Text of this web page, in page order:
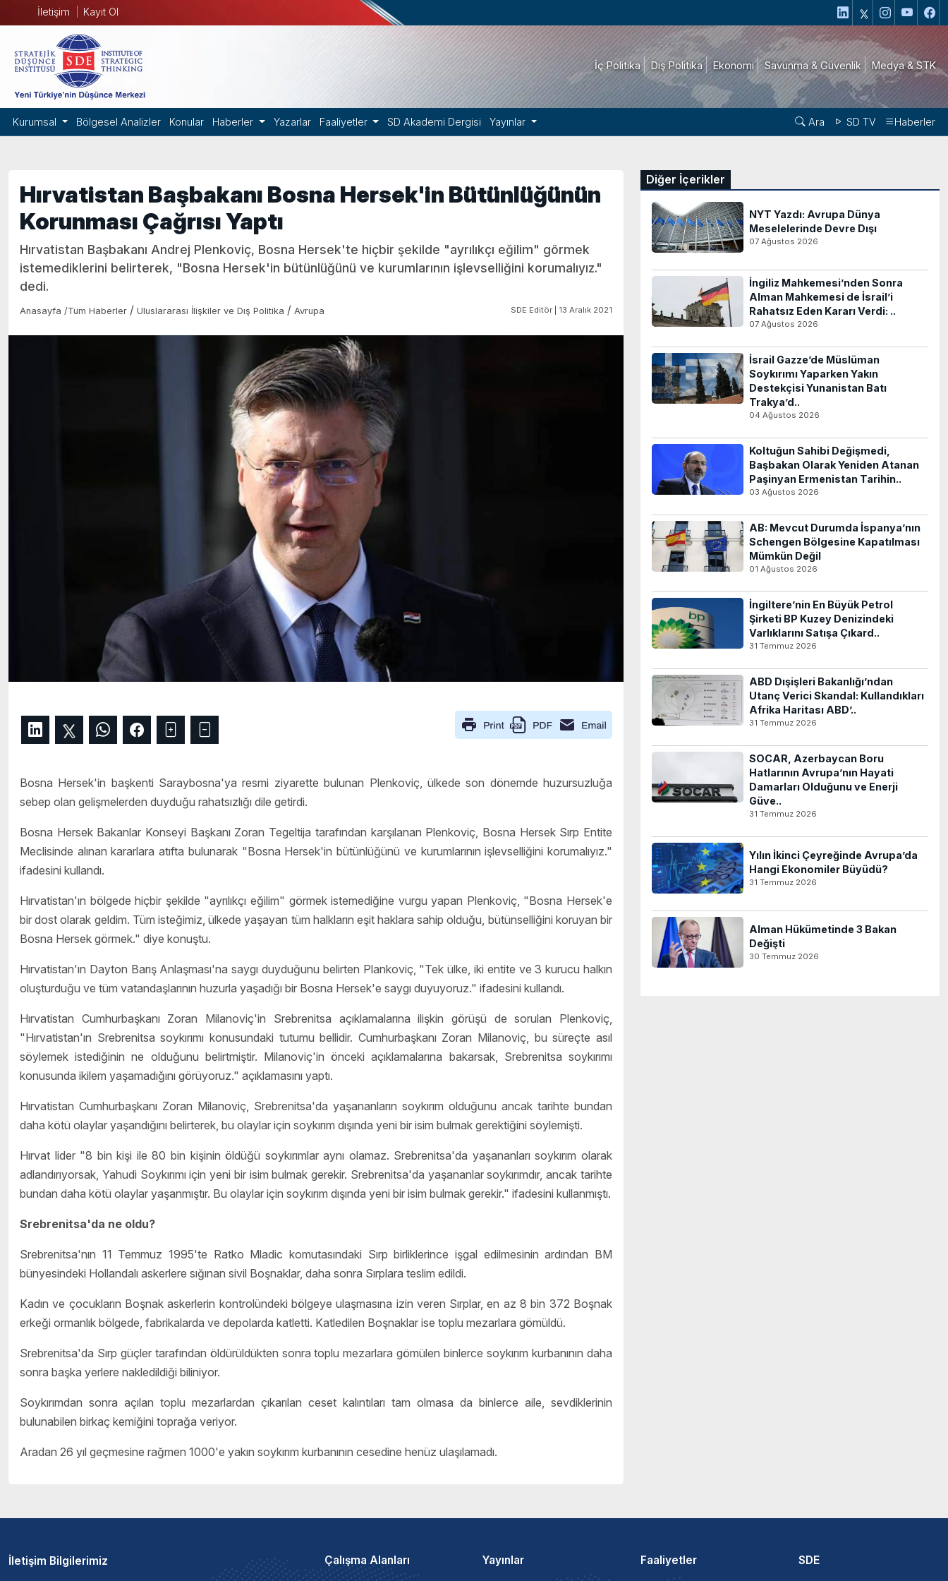
İletişim Kayıt Ol
İç Politika Dış Politika Ekonomi Savunma & Güvenlik Medya & STK
Kurumsal Bölgesel Analizler Konular Haberler Yazarlar Faaliyetler SD Akademi Dergisi Yayınlar Ara SD TV Haberler
Hırvatistan Başbakanı Bosna Hersek'in Bütünlüğünün
Korunması Çağrısı Yaptı
Hırvatistan Başbakanı Andrej Plenkoviç, Bosna Hersek'te hiçbir şekilde "ayrılıkçı eğilim" görmek
istemediklerini belirterek, "Bosna Hersek'in bütünlüğünü ve kurumlarının işlevselliğini korumalıyız."
dedi.
Anasayfa /Tüm Haberler / Uluslararası İlişkiler ve Dış Politika / Avrupa SDE Editör | 13 Aralık 2021
Bosna Hersek'in başkenti Saraybosna'ya resmi ziyarette bulunan Plenkoviç, ülkede son dönemde huzursuzluğa
sebep olan gelişmelerden duyduğu rahatsızlığı dile getirdi.
Bosna Hersek Bakanlar Konseyi Başkanı Zoran Tegeltija tarafından karşılanan Plenkoviç, Bosna Hersek Sırp Entite
Meclisinde alınan kararlara atıfta bulunarak "Bosna Hersek'in bütünlüğünü ve kurumlarının işlevselliğini korumalıyız."
ifadesini kullandı.
Hırvatistan'ın bölgede hiçbir şekilde "ayrılıkçı eğilim" görmek istemediğine vurgu yapan Plenkoviç, "Bosna Hersek'e
bir dost olarak geldim. Tüm isteğimiz, ülkede yaşayan tüm halkların eşit haklara sahip olduğu, bütünselliğini koruyan bir
Bosna Hersek görmek." diye konuştu.
Hırvatistan'ın Dayton Barış Anlaşması'na saygı duyduğunu belirten Plankoviç, "Tek ülke, iki entite ve 3 kurucu halkın
oluşturduğu ve tüm vatandaşlarının huzurla yaşadığı bir Bosna Hersek'e saygı duyuyoruz." ifadesini kullandı.
Hırvatistan Cumhurbaşkanı Zoran Milanoviç'in Srebrenitsa açıklamalarına ilişkin görüşü de sorulan Plenkoviç,
"Hırvatistan'ın Srebrenitsa soykırımı konusundaki tutumu bellidir. Cumhurbaşkanı Zoran Milanoviç, bu süreçte asıl
söylemek istediğinin ne olduğunu belirtmiştir. Milanoviç'in önceki açıklamalarına bakarsak, Srebrenitsa soykırımı
konusunda ikilem yaşamadığını görüyoruz." açıklamasını yaptı.
Hırvatistan Cumhurbaşkanı Zoran Milanoviç, Srebrenitsa'da yaşananların soykırım olduğunu ancak tarihte bundan
daha kötü olaylar yaşandığını belirterek, bu olaylar için soykırım dışında yeni bir isim bulmak gerektiğini söylemişti.
Hırvat lider "8 bin kişi ile 80 bin kişinin öldüğü soykırımlar aynı olamaz. Srebrenitsa'da yaşananları soykırım olarak
adlandırıyorsak, Yahudi Soykırımı için yeni bir isim bulmak gerekir. Srebrenitsa'da yaşananlar soykırımdır, ancak tarihte
bundan daha kötü olaylar yaşanmıştır. Bu olaylar için soykırım dışında yeni bir isim bulmak gerekir." ifadesini kullanmıştı.
Srebrenitsa'da ne oldu?
Srebrenitsa'nın 11 Temmuz 1995'te Ratko Mladic komutasındaki Sırp birliklerince işgal edilmesinin ardından BM
bünyesindeki Hollandalı askerlere sığınan sivil Boşnaklar, daha sonra Sırplara teslim edildi.
Kadın ve çocukların Boşnak askerlerin kontrolündeki bölgeye ulaşmasına izin veren Sırplar, en az 8 bin 372 Boşnak
erkeği ormanlık bölgede, fabrikalarda ve depolarda katletti. Katledilen Boşnaklar ise toplu mezarlara gömüldü.
Srebrenitsa'da Sırp güçler tarafından öldürüldükten sonra toplu mezarlara gömülen binlerce soykırım kurbanının daha
sonra başka yerlere nakledildiği biliniyor.
Soykırımdan sonra açılan toplu mezarlardan çıkarılan ceset kalıntıları tam olmasa da binlerce aile, sevdiklerinin
bulunabilen birkaç kemiğini toprağa veriyor.
Aradan 26 yıl geçmesine rağmen 1000'e yakın soykırım kurbanının cesedine henüz ulaşılamadı.
Diğer İçerikler
NYT Yazdı: Avrupa Dünya
Meselelerinde Devre Dışı
07 Ağustos 2026
İngiliz Mahkemesi’nden Sonra
Alman Mahkemesi de İsrail’i
Rahatsız Eden Kararı Verdi: ..
07 Ağustos 2026
İsrail Gazze’de Müslüman
Soykırımı Yaparken Yakın
Destekçisi Yunanistan Batı
Trakya’d..
04 Ağustos 2026
Koltuğun Sahibi Değişmedi,
Başbakan Olarak Yeniden Atanan
Paşinyan Ermenistan Tarihin..
03 Ağustos 2026
AB: Mevcut Durumda İspanya’nın
Schengen Bölgesine Kapatılması
Mümkün Değil
01 Ağustos 2026
İngiltere’nin En Büyük Petrol
Şirketi BP Kuzey Denizindeki
Varlıklarını Satışa Çıkard..
31 Temmuz 2026
ABD Dışişleri Bakanlığı’ndan
Utanç Verici Skandal: Kullandıkları
Afrika Haritası ABD’..
31 Temmuz 2026
SOCAR, Azerbaycan Boru
Hatlarının Avrupa’nın Hayati
Damarları Olduğunu ve Enerji
Güve..
31 Temmuz 2026
Yılın İkinci Çeyreğinde Avrupa’da
Hangi Ekonomiler Büyüdü?
31 Temmuz 2026
Alman Hükümetinde 3 Bakan
Değişti
30 Temmuz 2026
İletişim Bilgilerimiz Çalışma Alanları Yayınlar Faaliyetler SDE